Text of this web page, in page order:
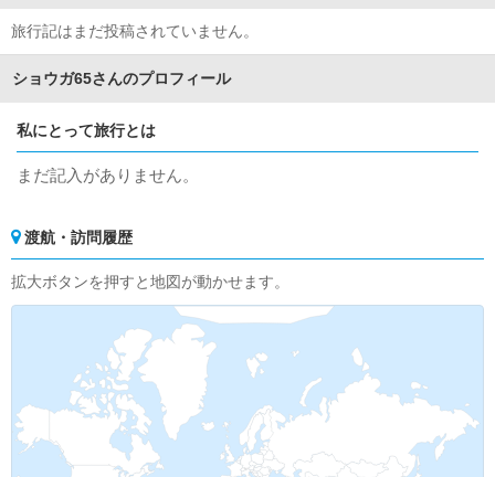
旅行記はまだ投稿されていません。
ショウガ65さんのプロフィール
私にとって旅行とは
まだ記入がありません。
渡航・訪問履歴
拡大ボタンを押すと地図が動かせます。